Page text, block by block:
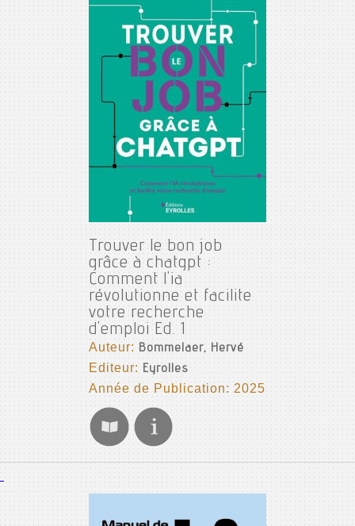
Trouver le bon job
grâce à chatgpt :
Comment l'ia
révolutionne et facilite
votre recherche
d'emploi Ed. 1
Auteur:Bommelaer, Hervé
Editeur: Eyrolles
Année de Publication: 2025